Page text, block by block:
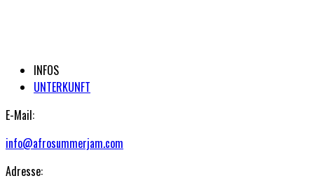
INFOS
UNTERKUNFT
E-Mail:
info@afrosummerjam.com
Adresse: